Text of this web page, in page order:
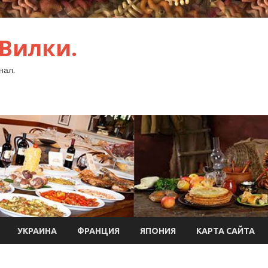
УКРАИНА ФРАНЦИЯ ЯПОНИЯ КАРТА САЙТА